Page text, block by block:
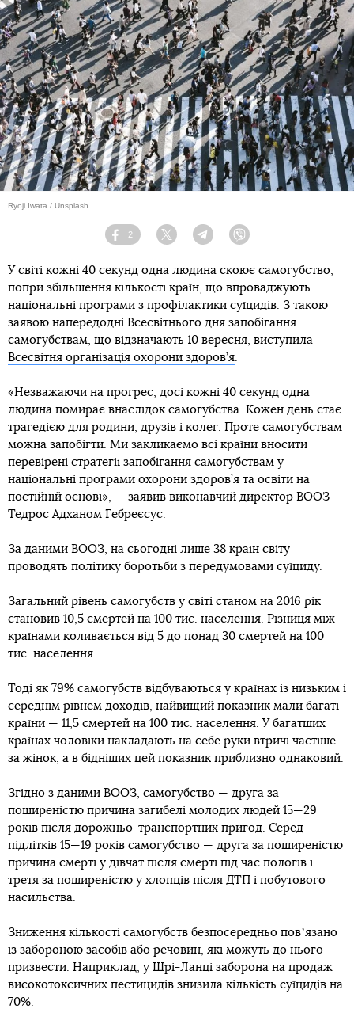
Ryoji Iwata / Unsplash
Facebook
2
Twitter TelegramViber
У світі кожні 40 секунд одна людина скоює самогубство,
попри збільшення кількості країн, що впроваджують
національні програми з профілактики суїцидів. З такою
заявою напередодні Всесвітнього дня запобігання
самогубствам, що відзначають 10 вересня, виступила
Всесвітня організація охорони здоров’я
«Незважаючи на прогрес, досі кожні 40 секунд одна
людина помирає внаслідок самогубства. Кожен день стає
трагедією для родини, друзів і колег. Проте самогубствам
можна запобігти. Ми закликаємо всі країни вносити
перевірені стратегії запобігання самогубствам у
національні програми охорони здоров’я та освіти на
постійній основі», — заявив виконавчий директор ВООЗ
Тедрос Адханом Гебреєсус.
За даними ВООЗ, на сьогодні лише 38 країн світу
проводять політику боротьби з передумовами суїциду.
Загальний рівень самогубств у світі станом на 2016 рік
становив 10,5 смертей на 100 тис. населення. Різниця між
країнами коливається від 5 до понад 30 смертей на 100
тис. населення.
Тоді як 79% самогубств відбуваються у країнах із низьким і
середнім рівнем доходів, найвищий показник мали багаті
країни — 11,5 смертей на 100 тис. населення. У багатших
країнах чоловіки накладають на себе руки втричі частіше
за жінок, а в бідніших цей показник приблизно однаковий.
Згідно з даними ВООЗ, самогубство — друга за
поширеністю причина загибелі молодих людей 15—29
років після дорожньо-транспортних пригод. Серед
підлітків 15—19 років самогубство — друга за поширеністю
причина смерті у дівчат після смерті під час пологів і
третя за поширеністю у хлопців після ДТП і побутового
насильства.
Зниження кількості самогубств безпосередньо повʼязано
із забороною засобів або речовин, які можуть до нього
призвести. Наприклад, у Шрі-Ланці заборона на продаж
високотоксичних пестицидів знизила кількість суїцидів на
70%.